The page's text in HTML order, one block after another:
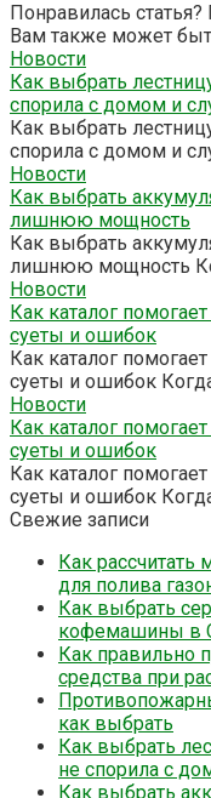
Понравилась
Вам также может
Новости
Как выбрать
спорила с домом и
Как выбрать
спорила с домом и
Новости
Как выбрать
лишнюю мощность
Как выбрать
лишнюю мощность
Новости
Как каталог
суеты и ошибок
Как каталог
суеты и ошибок
Новости
Как каталог
суеты и ошибок
Как каталог
суеты и ошибок
Свежие записи
Как рассчитать
для полива
Как выбрать
кофемашины в
Как правильно
средства при
как выбрать
Как выбрать
не спорила с
Как выбрать